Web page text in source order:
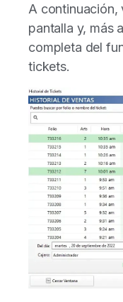
A continuación,
pantalla y, más
completa del
tickets.